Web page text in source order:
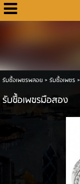
รับซื้อเพชรพลอย> รับซื้อเพชร>
รับซื้อเพชรมือสอง